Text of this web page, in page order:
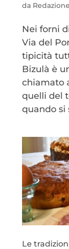
da Redazione
Nei forni
Via del
tipicità
Bizulà è
chiamato
quelli del
quando si
Le